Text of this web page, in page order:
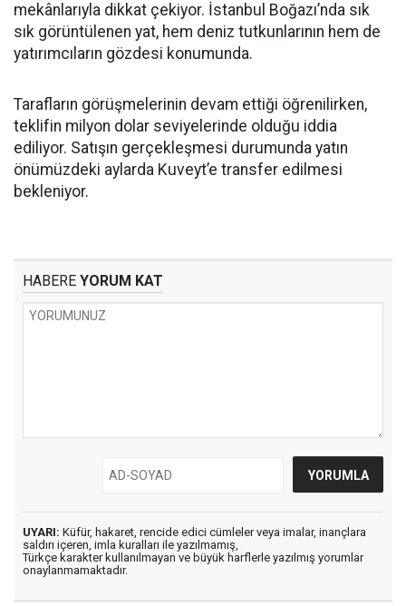
mekânlarıyla dikkat çekiyor. İstanbul Boğazı’nda sık
sık görüntülenen yat, hem deniz tutkunlarının hem de
yatırımcıların gözdesi konumunda.
Tarafların görüşmelerinin devam ettiği öğrenilirken,
teklifin milyon dolar seviyelerinde olduğu iddia
ediliyor. Satışın gerçekleşmesi durumunda yatın
önümüzdeki aylarda Kuveyt’e transfer edilmesi
bekleniyor.
HABERE YORUM KAT
UYARI: Küfür, hakaret, rencide edici cümleler veya imalar, inançlara
saldırı içeren, imla kuralları ile yazılmamış,
Türkçe karakter kullanılmayan ve büyük harflerle yazılmış yorumlar
onaylanmamaktadır.